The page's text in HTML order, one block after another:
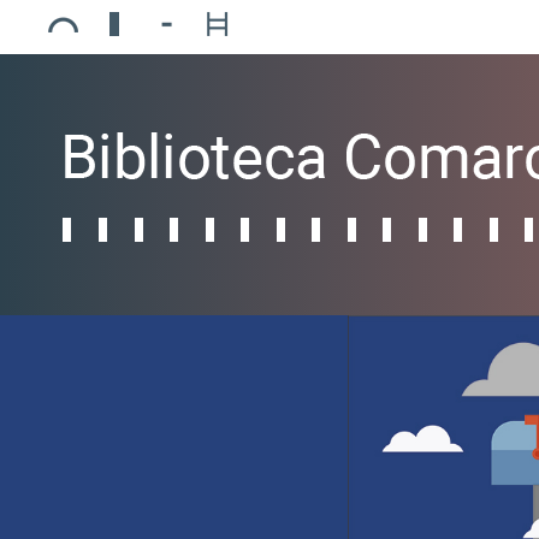
Ajuntament de Mollerussa
Biblioteca Comarcal Jaume Vila
Piscines de Mollerussa